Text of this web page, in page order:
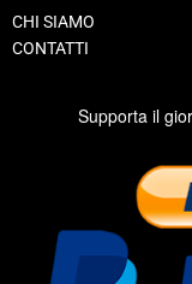
CHI SIAMO
CONTATTI
Supporta il